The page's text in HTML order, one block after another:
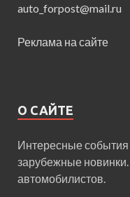
auto_forpost@mail.ru
Реклама на сайте
О САЙТЕ
Интересные события
зарубежные
автомобилистов.